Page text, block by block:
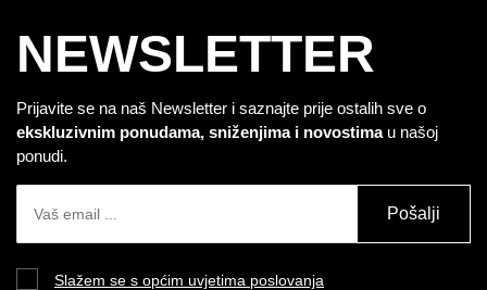
NEWSLETTER
Prijavite se na naš Newsletter i saznajte prije ostalih sve o
ekskluzivnim ponudama, sniženjima i novostimau našoj
ponudi.
Pošalji
Slažem se s općim uvjetima poslovanja